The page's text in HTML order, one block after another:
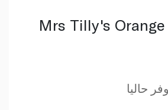
Mrs Tilly's
حاليا